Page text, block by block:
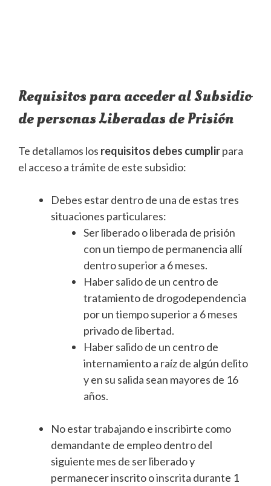
Requisitos para acceder al Subsidio
de personas Liberadas de Prisión
Te detallamos los requisitos debes cumplirpara
el acceso a trámite de este subsidio:
Debes estar dentro de una de estas tres
situaciones particulares:
Ser liberado o liberada de prisión
con un tiempo de permanencia allí
dentro superior a 6 meses.
Haber salido de un centro de
tratamiento de drogodependencia
por un tiempo superior a 6 meses
privado de libertad.
Haber salido de un centro de
internamiento a raíz de algún delito
y en su salida sean mayores de 16
años.
No estar trabajando e inscribirte como
demandante de empleo dentro del
siguiente mes de ser liberado y
permanecer inscrito o inscrita durante 1